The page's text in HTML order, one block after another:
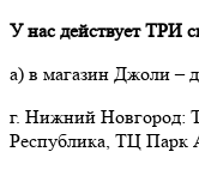
У нас действует ТРИ
а) в магазин Джоли –
г. Нижний Новгород:
Республика, ТЦ Парк